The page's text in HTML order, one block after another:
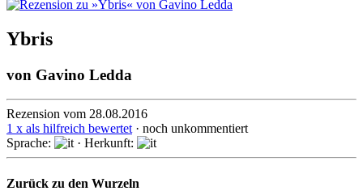
Ybris
von Gavino Ledda
Rezension vom 28.08.2016
1 x als hilfreich bewertet · noch unkommentiert
Sprache:
· Herkunft:
Zurück zu den Wurzeln